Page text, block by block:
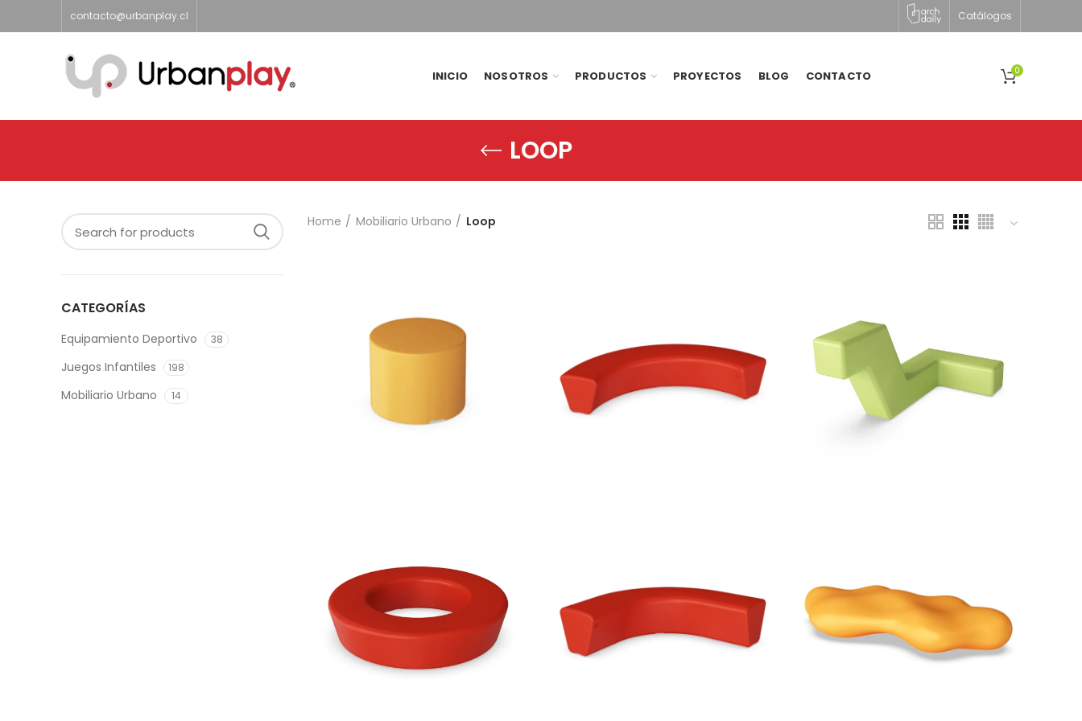
contacto@urbanplay.cl Catálogos
INICIO NOSOTROS PRODUCTOS PROYECTOS BLOG CONTACTO 0
LOOP
Home Mobiliario Urbano Loop
OPCIONES
SELECCIONAR
OPCIONES
SELECCIONAR
OPCIONES
OPCIONES
SELECCIONAR
OPCIONES
CATEGORÍAS
Equipamiento Deportivo 38
Juegos Infantiles 198
Mobiliario Urbano 14